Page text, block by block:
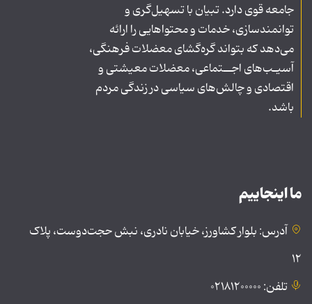
جامعه قوی دارد. تبیان با تسهیل‌گری و
توانمندسازی، خدمات و محتواهایی را ارائه
می‌دهد که بتواند گره‌گشای معضلات فرهنگی،
آسیـب‌های اجــتماعی، معضلات معیشتی و
اقتصادی و چالش‌های سیاسی در زندگی مردم
باشد.
ما اینجاییم
آدرس: بلوار کشاورز، خیابان نادری، نبش حجت‌دوست، پلاک
۱۲
تلفن: ۰۲۱۸۱۲۰۰۰۰۰